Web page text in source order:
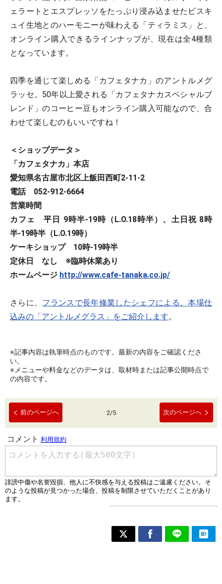
ェラートとエスプレッソをたっぷり浸み込ませたビスキ
ュイ生地とのハーモニーが味わえる「ティラミス」と、
オンライン購入できるラインナップが、現在は全4種類
となっています。
四季を通じて楽しめる「カフェタナカ」のアントルメグ
ラッセ。50年以上愛される「カフェタナカスペシャルブ
レンド」のコーヒー豆もオンライン購入可能なので、合
わせて楽しむのもいいですね！
＜ショップデータ＞
「カフェタナカ」本店
愛知県名古屋市北区上飯田西町2-11-2
電話 052-912-6664
営業時間
カフェ 平日 9時半-19時（L.O.18時半）、土日祝 8時
半-19時半（L.O.19時）
ケーキショップ 10時-19時半
定休日 なし ※臨時休業あり
ホームページ http://www.cafe-tanaka.co.jp/
さらに、 フランスで長年修業したシェフによる、本場仕
込みの「アントルメグラス」をご紹介します。
※記事内容は執筆時点のものです。最新の内容をご確認くださ
い。
※メニューや料金などのデータは、取材時または記事公開時点で
の内容です。
前のページへ 2/5 次のページへ